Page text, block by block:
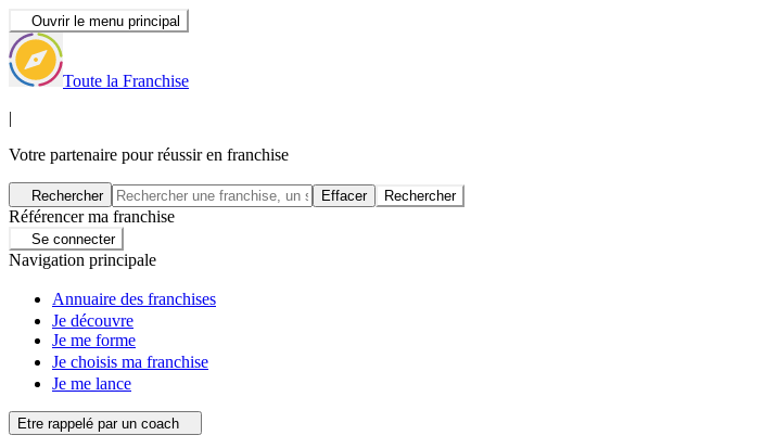
Ouvrir le menu principal
Toute la Franchise
|
Votre partenaire pour réussir en franchise
Rechercher Effacer Rechercher
Référencer ma franchise
Se connecter
Navigation principale
Annuaire des franchises
Je découvre
Je me forme
Je choisis ma franchise
Je me lance
Etre rappelé par un coach